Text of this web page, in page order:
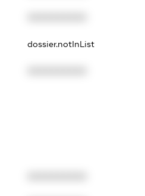
dossier.notInList